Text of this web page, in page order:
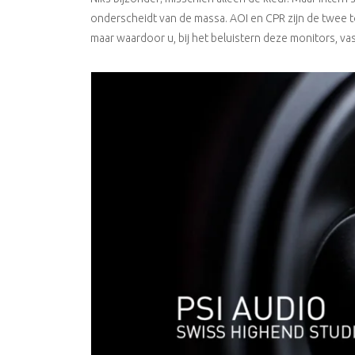
onderscheidt van de massa. AOI en CPR zijn de
maar waardoor u, bij het beluistern deze monitors,